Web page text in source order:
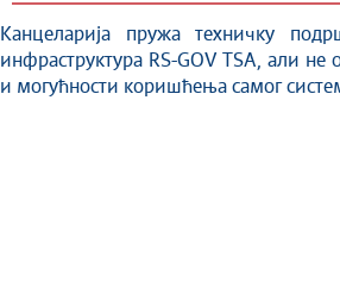
Канцеларија пружа техничку
инфраструктура RS-GOV TSA, али не
и могућности коришћења самог